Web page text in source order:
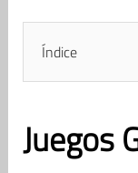
Índice
Juegos